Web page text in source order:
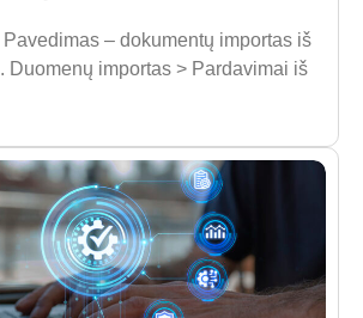
– dokumentų importas iš
Duomenų importas > Pardavimai iš